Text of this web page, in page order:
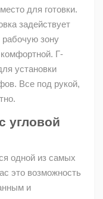
для готовки.
задействует
рабочую зону
Г-
установки
Все под рукой,
угловой
одной из самых
это возможность
и